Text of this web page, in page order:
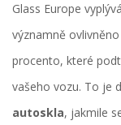
Glass Europe
významně
procento, které
vašeho vozu. To je
autoskla, jakmile